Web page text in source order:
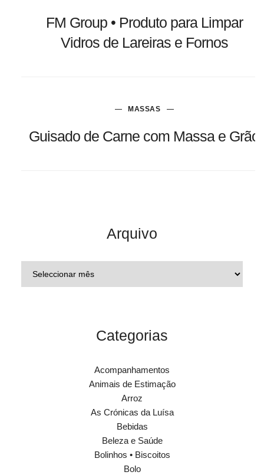
FM Group • Produto para Limpar
Vidros de Lareiras e Fornos
MASSAS
Guisado de Carne com Massa e Grão
Arquivo
Categorias
Acompanhamentos
Animais de Estimação
Arroz
As Crónicas da Luísa
Bebidas
Beleza e Saúde
Bolinhos • Biscoitos
Bolo